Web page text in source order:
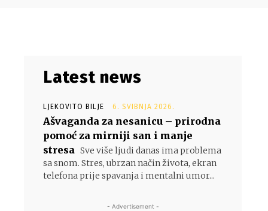
Latest news
LJEKOVITO BILJE 6. SVIBNJA 2026.
Ašvaganda za nesanicu – prirodna
pomoć za mirniji san i manje
stresa Sve više ljudi danas ima problema
sa snom. Stres, ubrzan način života, ekran
telefona prije spavanja i mentalni umor...
- Advertisement -